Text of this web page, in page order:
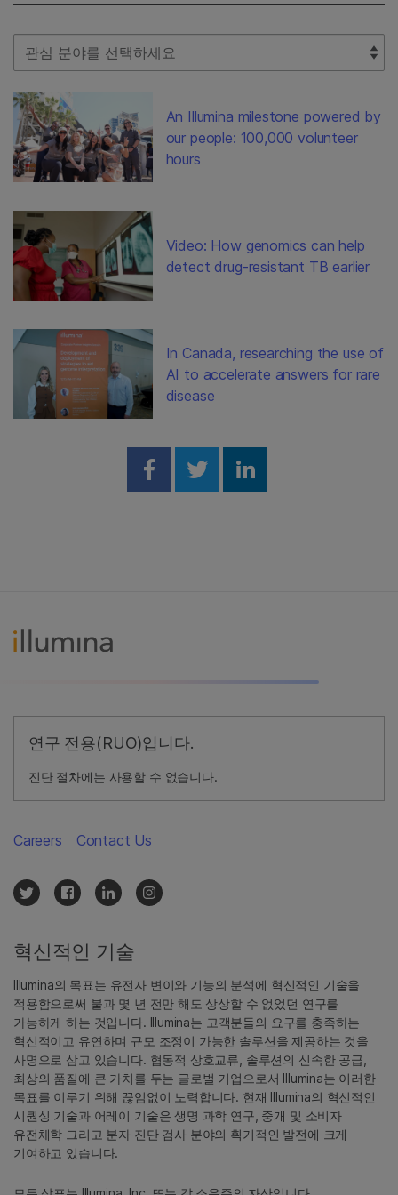
Select Filter
An Illumina milestone powered by
our people: 100,000 volunteer
hours
Video: How genomics can help
detect drug-resistant TB earlier
In Canada, researching the use of
AI to accelerate answers for rare
disease
Share on Facebook
Share on Twitter
Share on
연구 전용(RUO)입니다.
진단 절차에는 사용할 수 없습니다.
혁신적인 기술
Illumina의 목표는 유전자 변이와 기능의 분석에 혁신적인 기술을
적용함으로써 불과 몇 년 전만 해도 상상할 수 없었던 연구를
가능하게 하는 것입니다. Illumina는 고객분들의 요구를 충족하는
혁신적이고 유연하며 규모 조정이 가능한 솔루션을 제공하는 것을
사명으로 삼고 있습니다. 협동적 상호교류, 솔루션의 신속한 공급,
최상의 품질에 큰 가치를 두는 글로벌 기업으로서 Illumina는 이러한
목표를 이루기 위해 끊임없이 노력합니다. 현재 Illumina의 혁신적인
시퀀싱 기술과 어레이 기술은 생명 과학 연구, 중개 및 소비자
유전체학 그리고 분자 진단 검사 분야의 획기적인 발전에 크게
기여하고 있습니다.
Careers Contact Us